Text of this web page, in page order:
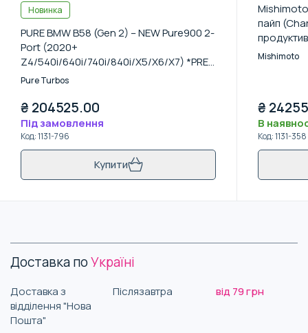
Новинка
PURE BMW B58 (Gen 2) – NEW Pure900 2-
Port (2020+
Z4/540i/640i/740i/840i/X5/X6/X7) *PRE-
ORDER ONLY*
Pure Turbos
₴ 204525.00
Під замовлення
Код:1131-796
Купити
пайп
(G20)/Z4
Mishimoto
₴
В
Код:1131-358
Доставка поУкраїні
Доставка з
відділення "Нова
Пошта"
Післязавтра від 79 грн